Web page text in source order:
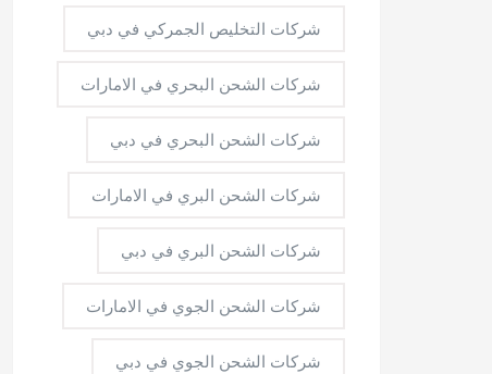
شركات التخليص الجمركي في دبي
شركات الشحن البحري في الامارات
شركات الشحن البحري في دبي
شركات الشحن البري في الامارات
شركات الشحن البري في دبي
شركات الشحن الجوي في الامارات
شركات الشحن الجوي في دبي